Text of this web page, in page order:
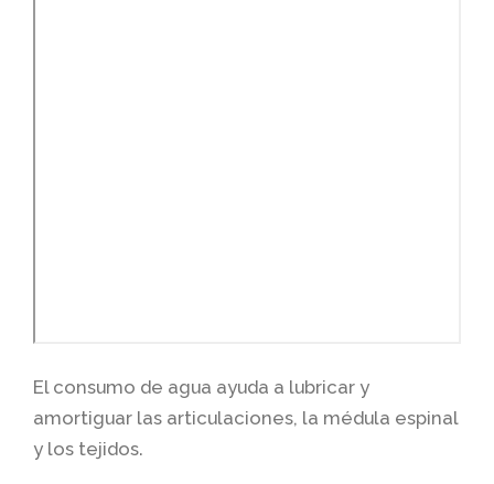
El consumo de agua ayuda a lubricar y
amortiguar las articulaciones, la médula espinal
y los tejidos.